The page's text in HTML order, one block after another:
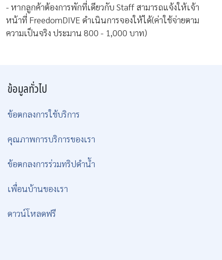
- หากลูกค้าต้องการพักที่เดียวกับ Staff สามารถแจ้งให้เจ้า
หน้าที่ FreedomDIVE ดำเนินการจองให้ได้(ค่าใช้จ่ายตาม
ความเป็นจริง ประมาน 800 - 1,000 บาท)
ข้อมูลทั่วไป
ข้อตกลงการใช้บริการ
คุณภาพการบริการของเรา
ข้อตกลงการร่วมทริปดำน้ำ
เพื่อนบ้านของเรา
ดาวน์โหลดฟรี